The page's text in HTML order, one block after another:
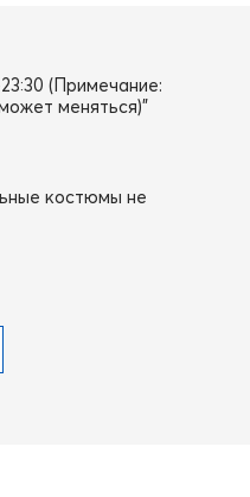
(Примечание:
меняться)"
костюмы не